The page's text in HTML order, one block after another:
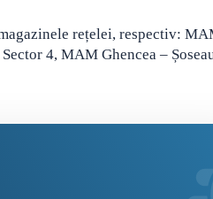
rețelei, respectiv:
4, MAM Ghencea –